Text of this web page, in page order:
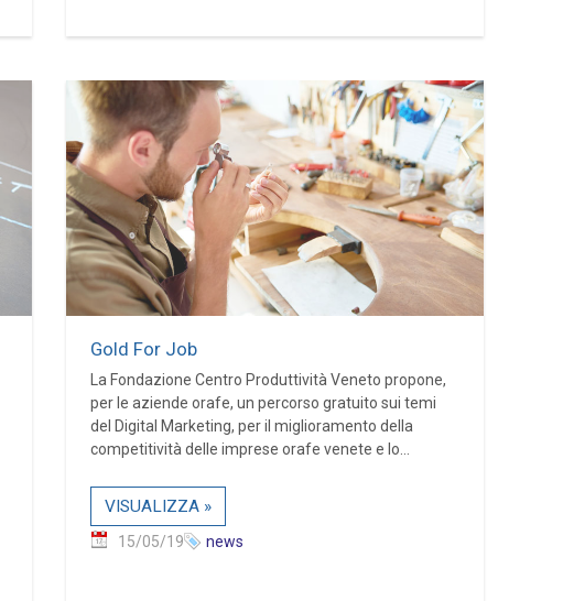
Gold For Job
La Fondazione Centro Produttività Veneto propone,
per le aziende orafe, un percorso gratuito sui temi
del Digital Marketing, per il miglioramento della
competitività delle imprese orafe venete e lo...
VISUALIZZA »
15/05/19 news